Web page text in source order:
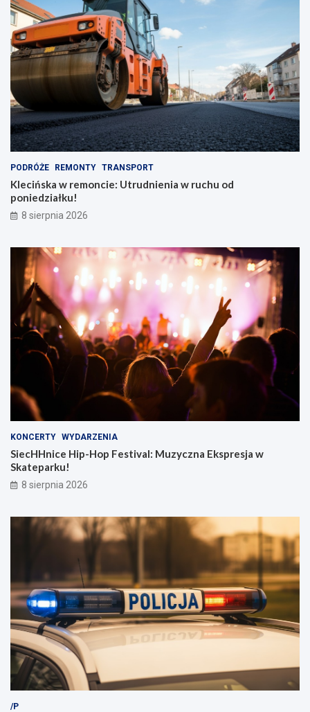
y
m
p
l
e
c
a
k
e
m
k
t
y
w
y
!
PODRÓŻE REMONTY TRANSPORT
Klecińska w remoncie: Utrudnienia w ruchu od
poniedziałku!
8 sierpnia 2026
KONCERTY WYDARZENIA
SiecHHnice Hip-Hop Festival: Muzyczna Ekspresja w
Skateparku!
8 sierpnia 2026
/P